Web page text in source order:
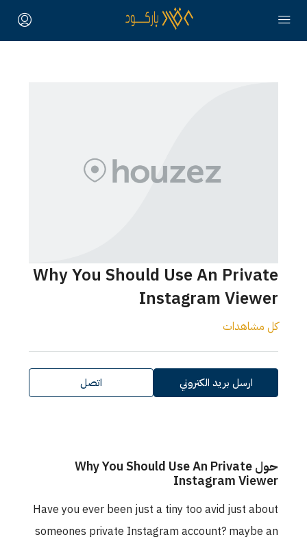
Why You Should Use An Private
Instagram Viewer
كل مشاهدات
ارسل بريد الكتروني اتصل
حول Why You Should Use An Private
Instagram Viewer
Have you ever been just a tiny too avid just about
someones private Instagram account? maybe an